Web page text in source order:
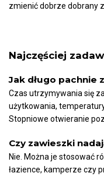
zmienić dobrze dobrany
Najczęściej
Jak długo pachnie
Czas utrzymywania się
użytkowania,
Stopniowe otwieranie
Czy zawieszki
Nie. Można je stosować
łazience, kamperze czy